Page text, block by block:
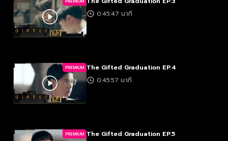
0:45:47 นาที
PREMIUM The Gifted Graduation EP.4
0:45:57 นาที
PREMIUM The Gifted Graduation EP.5